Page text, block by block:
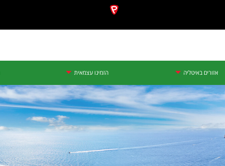
אזורים באיטליה הזמינו עצמאית